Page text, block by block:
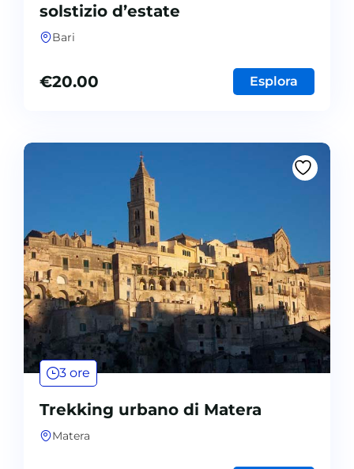
solstizio d’estate
Bari
€20.00 Esplora
3 ore
Trekking urbano di Matera
Matera